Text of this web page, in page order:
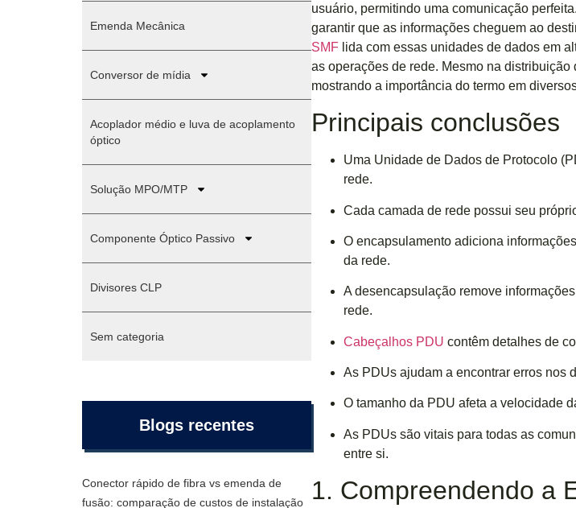
Emenda Mecânica
Conversor de mídia
Acoplador médio e luva de acoplamento
óptico
Solução MPO/MTP
Componente Óptico Passivo
Divisores CLP
Sem categoria
Blogs recentes
Conector rápido de fibra vs emenda de
fusão: comparação de custos de instalação
usuário, permitindo uma comunicação
garantir que as informações cheguem ao
SMF lida com essas unidades de dados em
as operações de rede. Mesmo na distribuição
mostrando a importância do termo em
Principais conclusões
Uma Unidade de Dados de Protocolo
rede.
Cada camada de rede possui seu
O encapsulamento adiciona
da rede.
A desencapsulação remove
rede.
Cabeçalhos PDU contêm detalhes de
As PDUs ajudam a encontrar erros nos
O tamanho da PDU afeta a velocidade
As PDUs são vitais para todas as
entre si.
1. Compreendendo a